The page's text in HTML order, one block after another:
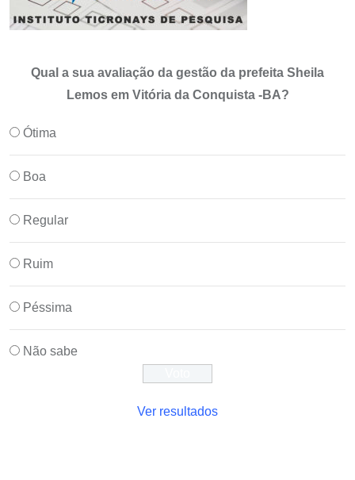
Qual a sua avaliação da gestão da prefeita Sheila
Lemos em Vitória da Conquista -BA?
Ótima
Boa
Regular
Ruim
Péssima
Não sabe
Ver resultados